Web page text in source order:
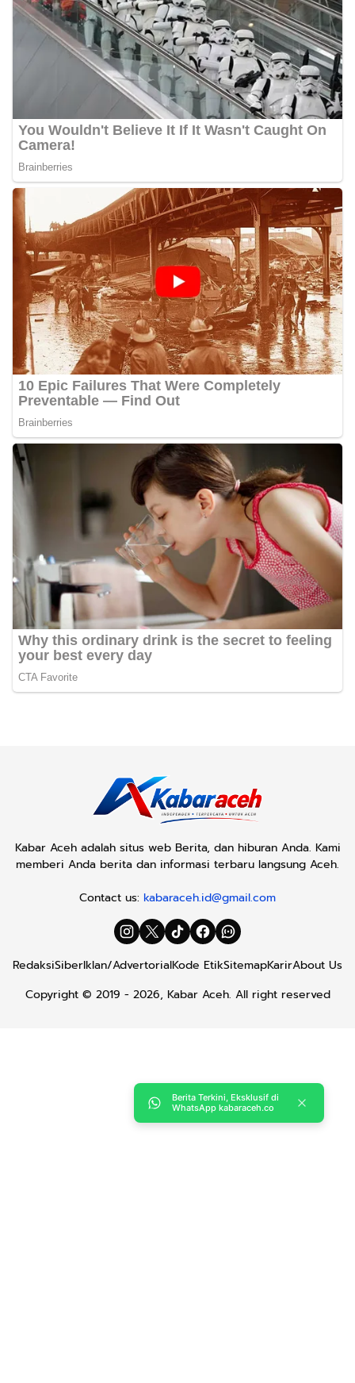
Kabar Aceh adalah situs web Berita, dan hiburan Anda. Kami
memberi Anda berita dan informasi terbaru langsung Aceh.
Contact us: kabaraceh.id@gmail.com
RedaksiSiberIklan/AdvertorialKode EtikSitemapKarirAbout Us
Copyright © 2019 - 2026, Kabar Aceh. All right reserved
Berita Terkini, Eksklusif di
WhatsApp kabaraceh.co